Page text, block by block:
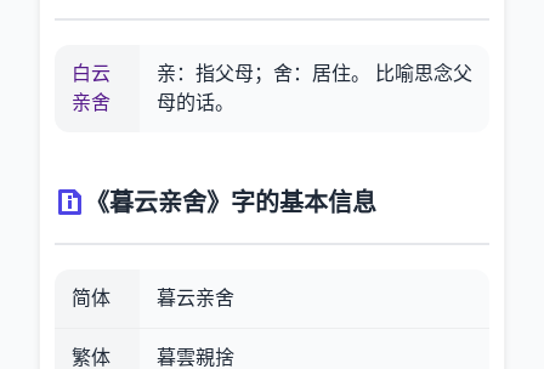
白云
亲舍
亲：指父母；舍：居住。 比喻思念父
母的话。
《暮云亲舍》字的基本信息
简体 暮云亲舍
繁体
暮雲親捨